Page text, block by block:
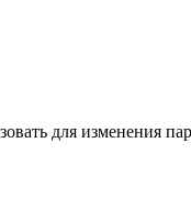
для изменения